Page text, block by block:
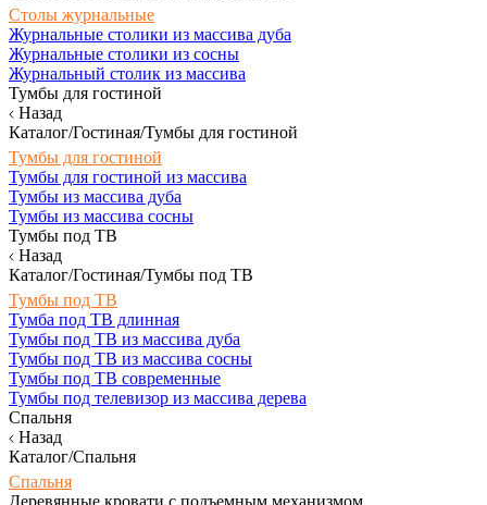
Столы журнальные
Журнальные столики из массива дуба
Журнальные столики из сосны
Журнальный столик из массива
Тумбы для гостиной
Назад
Каталог/Гостиная/Тумбы для гостиной
Тумбы для гостиной
Тумбы для гостиной из массива
Тумбы из массива дуба
Тумбы из массива сосны
Тумбы под ТВ
Назад
Каталог/Гостиная/Тумбы под ТВ
Тумбы под ТВ
Тумба под ТВ длинная
Тумбы под ТВ из массива дуба
Тумбы под ТВ из массива сосны
Тумбы под ТВ современные
Тумбы под телевизор из массива дерева
Спальня
Назад
Каталог/Спальня
Спальня
Деревянные кровати с подъемным механизмом